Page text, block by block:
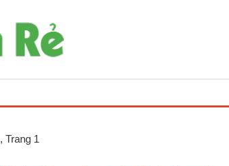
, Trang 1